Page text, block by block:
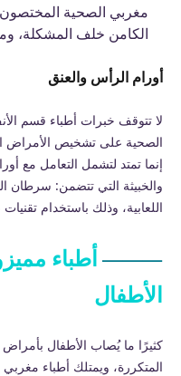
مغربي الصحية
الكامن خلف المشكلة،
أورام الرأس والعنق
لا تتوقف خبرات أطباء قسم
الصحية على تشخيص الأمراض
إنما تمتد لتشمل التعامل مع
والخبيثة التي تتضمن: سرطان
اللعابية، وذلك باستخدام
أطباء
الأطفال
كثيرًا ما يُصاب الأطفال بأمراض
المتكررة، ويمتلك أطباء مغربي